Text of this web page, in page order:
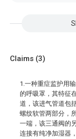
Claims (3)
1.一种重症监护用
的呼吸罩，其特征
道，该进气管道包
螺纹软管两部分，
一端，该三通阀的
连接有纯净加湿器